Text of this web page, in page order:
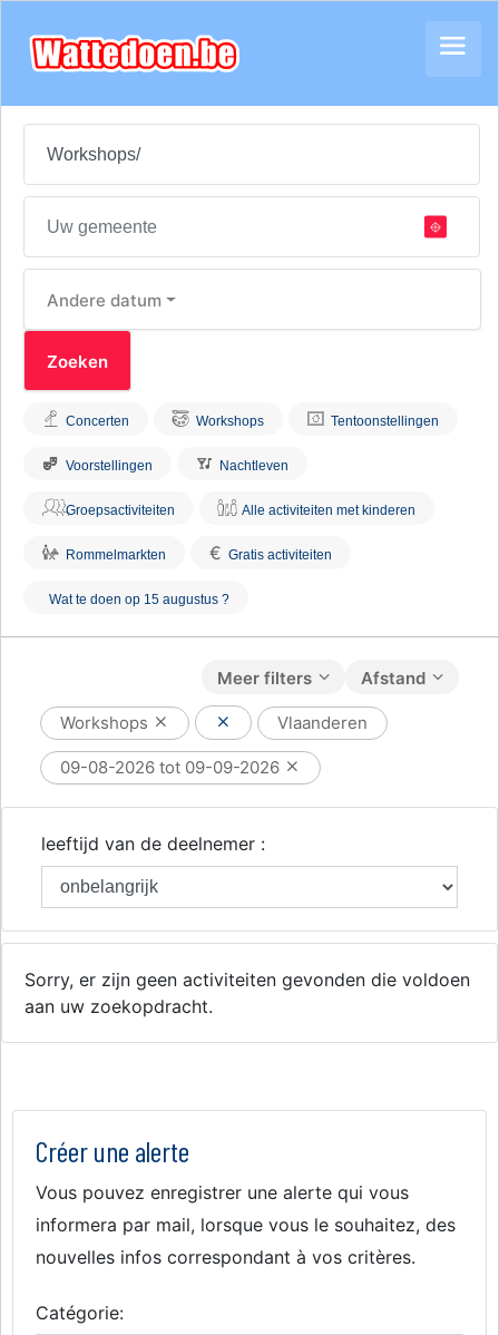
Andere datum
Concerten Workshops Tentoonstellingen
Voorstellingen Nachtleven
Groepsactiviteiten Alle activiteiten met kinderen
Rommelmarkten € Gratis activiteiten
Wat te doen op 15 augustus ?
Afstand
Meer filters
Workshops Vlaanderen
09-08-2026 tot 09-09-2026
leeftijd van de deelnemer :
Sorry, er zijn geen activiteiten gevonden die voldoen
aan uw zoekopdracht.
Créer une alerte
Vous pouvez enregistrer une alerte qui vous
informera par mail, lorsque vous le souhaitez, des
nouvelles infos correspondant à vos critères.
Catégorie: